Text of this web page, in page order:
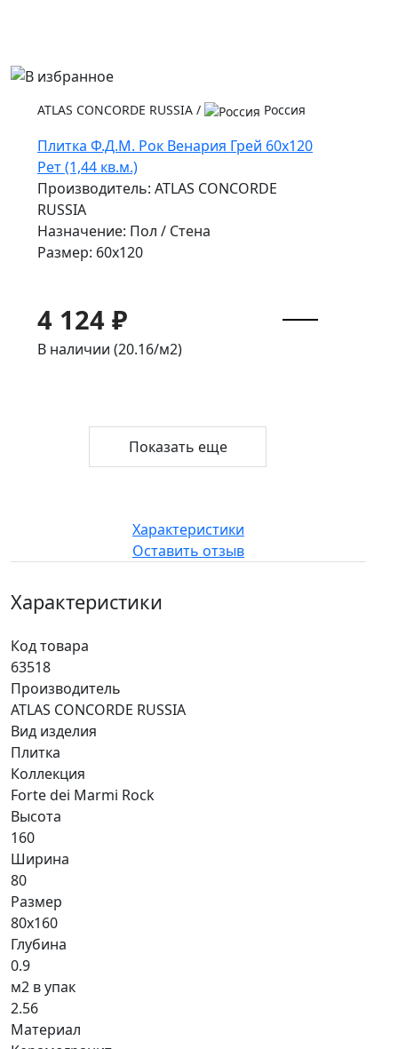
ATLAS CONCORDE RUSSIA / Россия
Плитка Ф.Д.М. Pок Венария Грей 60x120
Рет (1,44 кв.м.)
Производитель: ATLAS CONCORDE
RUSSIA
Назначение: Пол / Стена
Размер: 60x120
4 124 ₽
В наличии (20.16/м2)
Показать еще
Характеристики
Оставить отзыв
Характеристики
Код товара
63518
Производитель
ATLAS CONCORDE RUSSIA
Вид изделия
Плитка
Коллекция
Forte dei Marmi Rock
Высота
160
Ширина
80
Размер
80x160
Глубина
0.9
м2 в упак
2.56
Материал